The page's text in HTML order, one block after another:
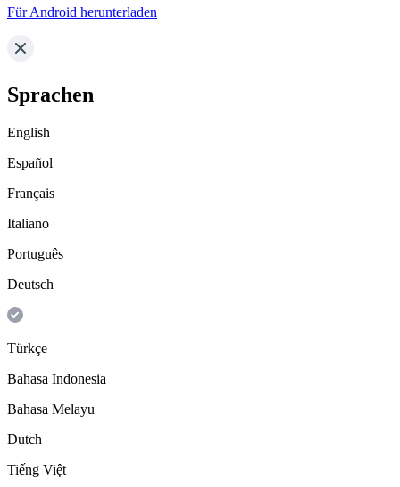
Für Android herunterladen
Sprachen
English
Español
Français
Italiano
Português
Deutsch
Türkçe
Bahasa Indonesia
Bahasa Melayu
Dutch
Tiếng Việt